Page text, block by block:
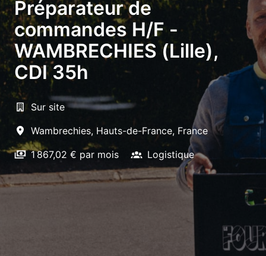
Préparateur de
commandes H/F -
WAMBRECHIES (Lille),
CDI 35h
Sur site
Wambrechies, Hauts-de-France, France
1 867,02 € par mois
Logistique